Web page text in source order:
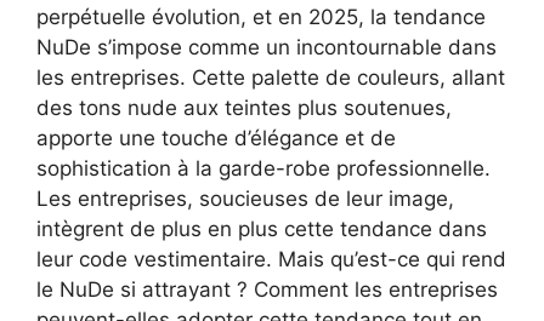
perpétuelle évolution, et en 2025, la tendance
NuDe s’impose comme un incontournable dans
les entreprises. Cette palette de couleurs, allant
des tons nude aux teintes plus soutenues,
apporte une touche d’élégance et de
sophistication à la garde-robe professionnelle.
Les entreprises, soucieuses de leur image,
intègrent de plus en plus cette tendance dans
leur code vestimentaire. Mais qu’est-ce qui rend
le NuDe si attrayant ? Comment les entreprises